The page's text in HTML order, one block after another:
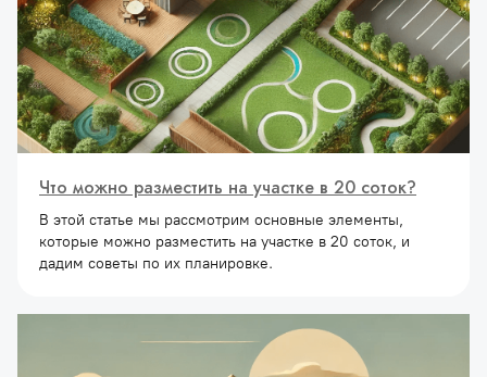
Что можно разместить на участке в 20 соток?
В этой статье мы рассмотрим основные элементы,
которые можно разместить на участке в 20 соток, и
дадим советы по их планировке.